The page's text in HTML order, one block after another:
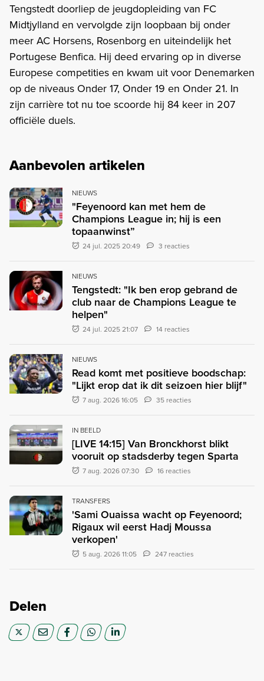
Tengstedt doorliep de jeugdopleiding van FC
Midtjylland en vervolgde zijn loopbaan bij onder
meer AC Horsens, Rosenborg en uiteindelijk het
Portugese Benfica. Hij deed ervaring op in diverse
Europese competities en kwam uit voor Denemarken
op de niveaus Onder 17, Onder 19 en Onder 21. In
zijn carrière tot nu toe scoorde hij 84 keer in 207
officiële duels.
Aanbevolen artikelen
NIEUWS
"Feyenoord kan met hem de
Champions League in; hij is een
topaanwinst”
24 jul. 2025 20:49 3 reacties
NIEUWS
Tengstedt: "Ik ben erop gebrand de
club naar de Champions League te
helpen"
24 jul. 2025 21:07 14 reacties
NIEUWS
Read komt met positieve boodschap:
"Lijkt erop dat ik dit seizoen hier blijf"
7 aug. 2026 16:05 35 reacties
IN BEELD
[LIVE 14:15] Van Bronckhorst blikt
vooruit op stadsderby tegen Sparta
7 aug. 2026 07:30 16 reacties
TRANSFERS
'Sami Ouaissa wacht op Feyenoord;
Rigaux wil eerst Hadj Moussa
verkopen'
5 aug. 2026 11:05 247 reacties
Delen